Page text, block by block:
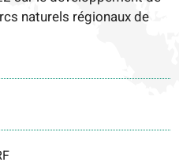
naturels régionaux de